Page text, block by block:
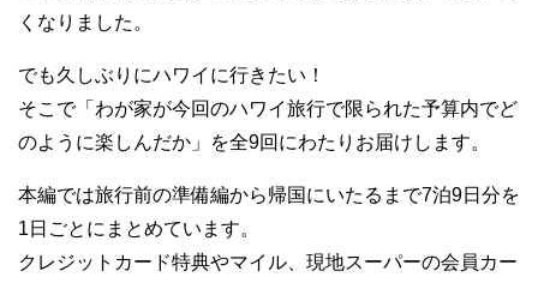
くなりました。
でも久しぶりにハワイに行きたい！
そこで「わが家が今回のハワイ旅行で限られた予算内でど
のように楽しんだか」を全9回にわたりお届けします。
本編では旅行前の準備編から帰国にいたるまで7泊9日分を
1日ごとにまとめています。
クレジットカード特典やマイル、現地スーパーの会員カー